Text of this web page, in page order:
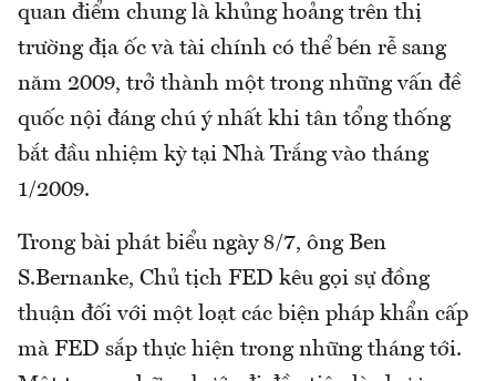
quan điểm chung là khủng hoảng trên thị
trường địa ốc và tài chính có thể bén rễ sang
năm 2009, trở thành một trong những vấn đề
quốc nội đáng chú ý nhất khi tân tổng thống
bắt đầu nhiệm kỳ tại Nhà Trắng vào tháng
1/2009.
Trong bài phát biểu ngày 8/7, ông Ben
S.Bernanke, Chủ tịch FED kêu gọi sự đồng
thuận đối với một loạt các biện pháp khẩn cấp
mà FED sắp thực hiện trong những tháng tới.